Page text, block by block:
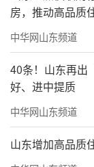
房，推动高品质
中华网山东频道
40条！山东再
好、进中提质
中华网山东频道
山东增加高品质